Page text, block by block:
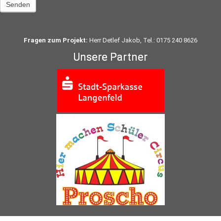
Senden
Fragen zum Projekt: Herr Detlef Jakob, Tel.: 0175 240 8626
Unsere Partner